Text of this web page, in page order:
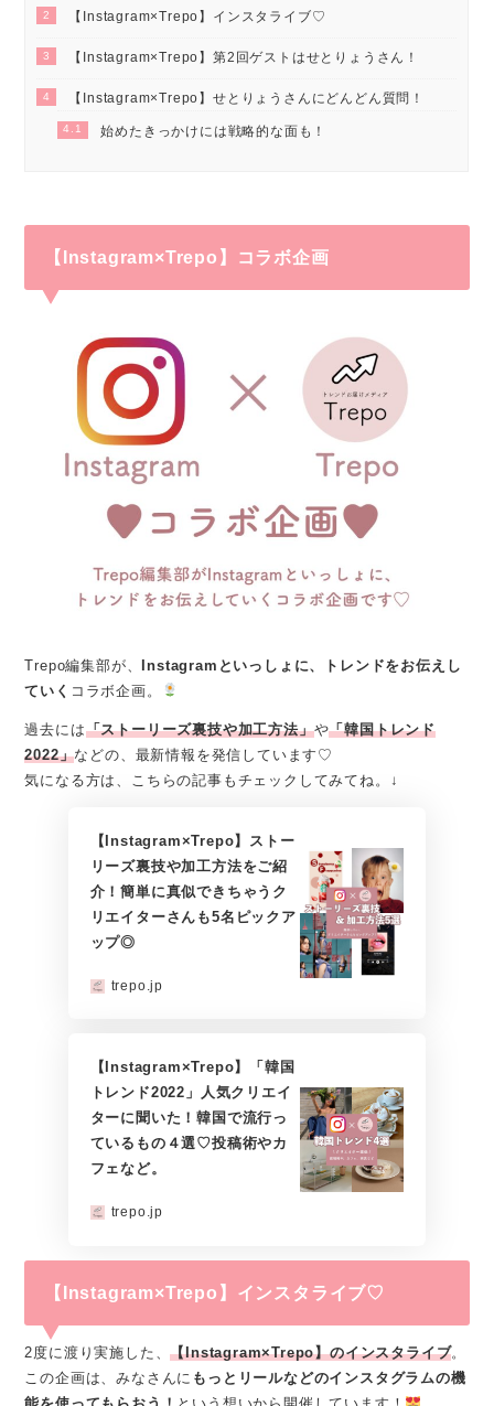
2 【Instagram×Trepo】インスタライブ♡
3 【Instagram×Trepo】第2回ゲストはせとりょうさん！
4 【Instagram×Trepo】せとりょうさんにどんどん質問！
4.1 始めたきっかけには戦略的な面も！
【Instagram×Trepo】コラボ企画
Trepo編集部が、Instagramといっしょに、トレンドをお伝えし
ていく コラボ企画。
過去には「ストーリーズ裏技や加工方法」や「韓国トレンド
2022」などの、最新情報を発信しています♡
気になる方は、こちらの記事もチェックしてみてね。↓
【Instagram×Trepo】ストー
リーズ裏技や加工方法をご紹
介！簡単に真似できちゃうク
リエイターさんも5名ピックア
ップ◎
trepo.jp
【Instagram×Trepo】「韓国
トレンド2022」人気クリエイ
ターに聞いた！韓国で流行っ
ているもの４選♡投稿術やカ
フェなど。
trepo.jp
【Instagram×Trepo】インスタライブ♡
2度に渡り実施した、【Instagram×Trepo】のインスタライブ。
この企画は、みなさんに もっとリールなどのインスタグラムの機